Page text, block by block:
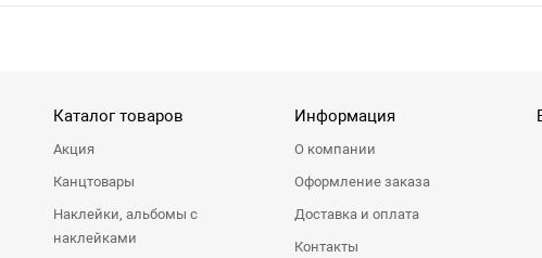
Каталог товаров
Акция
Канцтовары
Наклейки, альбомы с
наклейками
Информация
О компании
Оформление заказа
Доставка и оплата
Контакты